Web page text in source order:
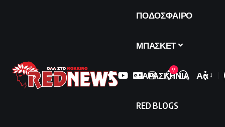
ΠΟΔΟΣΦΑΙΡΟ
ΜΠΑΣΚΕΤ
ΠΑΡΑΣΚΗΝΙΑ
RED BLOGS
9
Font
Αα